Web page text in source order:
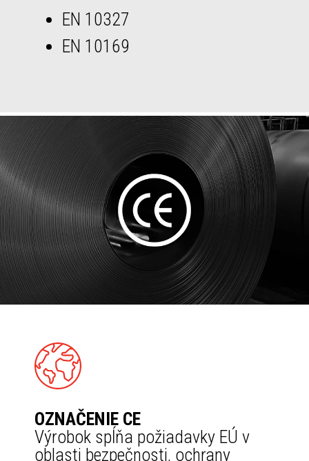
EN 10327
EN 10169
OZNAČENIE CE
Výrobok spĺňa požiadavky EÚ v
oblasti bezpečnosti, ochrany